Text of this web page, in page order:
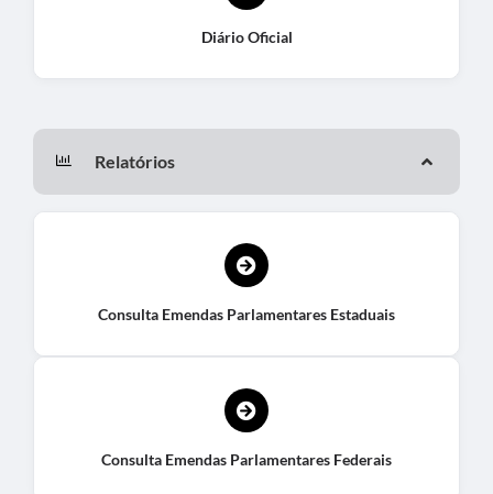
Diário Oficial
Relatórios
Consulta Emendas Parlamentares Estaduais
Consulta Emendas Parlamentares Federais